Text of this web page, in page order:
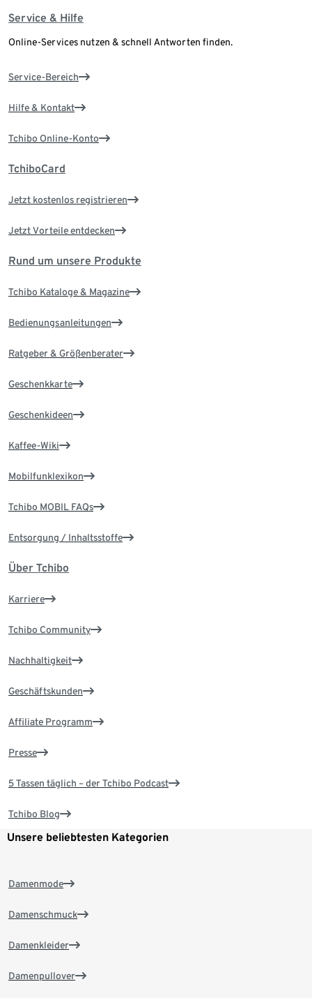
Service & Hilfe
Online-Services nutzen & schnell Antworten finden.
Service-Bereich
Hilfe & Kontakt
Tchibo Online-Konto
TchiboCard
Jetzt kostenlos registrieren
Jetzt Vorteile entdecken
Rund um unsere Produkte
Tchibo Kataloge & Magazine
Bedienungsanleitungen
Ratgeber & Größenberater
Geschenkkarte
Geschenkideen
Kaffee-Wiki
Mobilfunklexikon
Tchibo MOBIL FAQs
Entsorgung / Inhaltsstoffe
Über Tchibo
Karriere
Tchibo Community
Nachhaltigkeit
Geschäftskunden
Affiliate Programm
Presse
5 Tassen täglich – der Tchibo Podcast
Tchibo Blog
Unsere beliebtesten Kategorien
Damenmode
Damenschmuck
Damenkleider
Damenpullover